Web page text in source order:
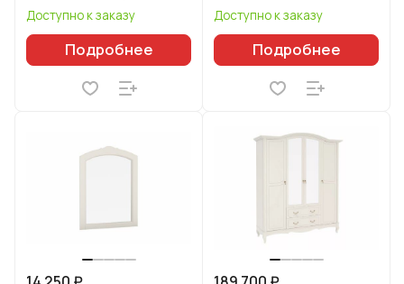
Доступно к заказу
Подробнее
Доступно к заказу
Подробнее